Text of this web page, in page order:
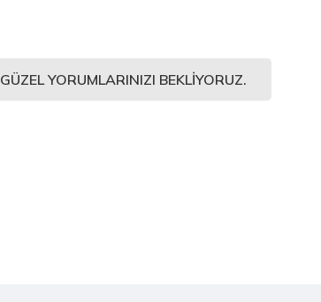
GÜZEL YORUMLARINIZI BEKLIYORUZ.